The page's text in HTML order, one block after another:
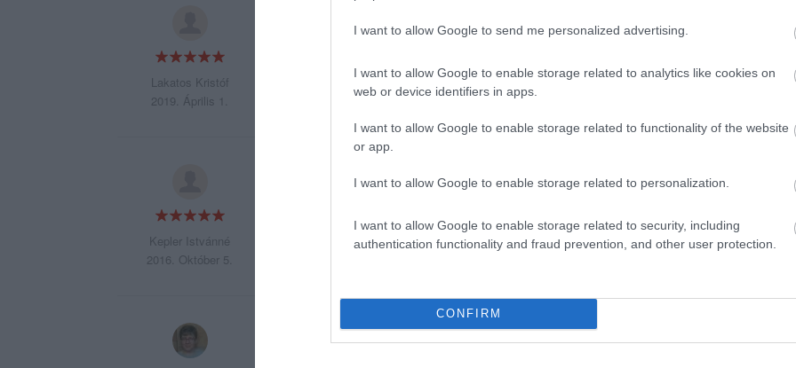
I want to allow Google to send me personalized advertising.
I want to allow Google to enable storage related to analytics like cookies on
web or device identifiers in apps.
I want to allow Google to enable storage related to functionality of the website
or app.
I want to allow Google to enable storage related to personalization.
I want to allow Google to enable storage related to security, including
authentication functionality and fraud prevention, and other user protection.
CONFIRM
Lakatos Kristóf
2019. Április 1.
Finomak a sütik és jó a cukrászda hangulata, szép, hogy a Ligethez közel van.
Kepler Istvánné
2016. Október 5.
Nagyon finomak a sütemények és kávék! Mindenkinek ajánlom!
időre nem készült el a megrendelt torta, állaga íze felejthető volt,nagy csalódást